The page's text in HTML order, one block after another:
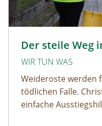
Der steile Weg
WIR TUN WAS
Weideroste werden
tödlichen Falle.
einfache